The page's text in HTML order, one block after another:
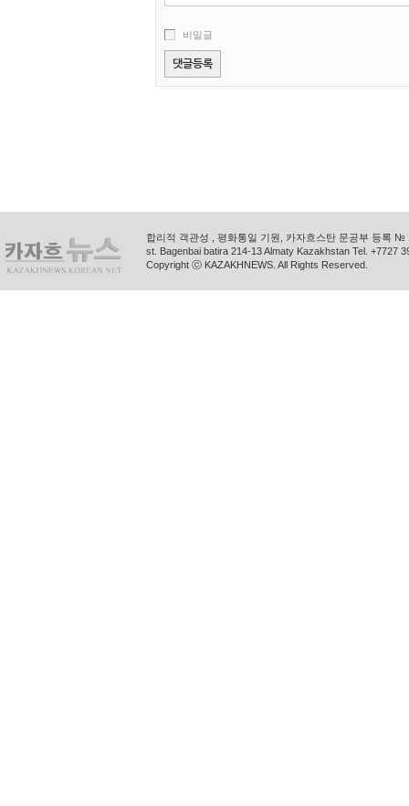
비밀글
합리적 객관성 , 평화통일 기원, 카자흐스탄 문공부 등록
st. Bagenbai batira 214-13 Almaty Kazakhstan Tel. +7727
Copyright ⓒ KAZAKHNEWS. All Rights Reserved.